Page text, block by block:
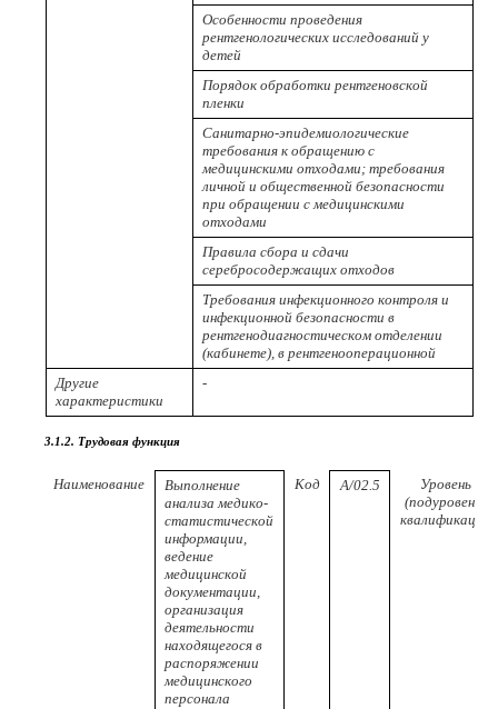
Особенности проведения
рентгенологических исследований у
детей
Порядок обработки рентгеновской
пленки
Санитарно-эпидемиологические
требования к обращению с
медицинскими отходами; требования
личной и общественной безопасности
при обращении с медицинскими
отходами
Правила сбора и сдачи
серебросодержащих отходов
Требования инфекционного контроля и
инфекционной безопасности в
рентгенодиагностическом отделении
(кабинете), в рентгенооперационной
Другие
характеристики
-
3.1.2. Трудовая функция
Наименование
Выполнение
анализа медико-
статистической
информации,
ведение
медицинской
документации,
организация
деятельности
находящегося в
распоряжении
медицинского
персонала
Код A/02.5
Уровень
(подуровень)
квалификации